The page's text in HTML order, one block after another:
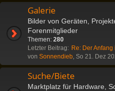
Galerie
Bilder von Geräten,
Forenmitglieder
Themen: 280
Letzter Beitrag: Re: Der
von Sonnendieb, So 21. Dez
Suche/Biete
Marktplatz für Hardware,